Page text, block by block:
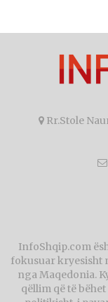
Rr.Stole
InfoShqip.com
fokusuar kryesisht
nga Maqedonia.
qëllim që të